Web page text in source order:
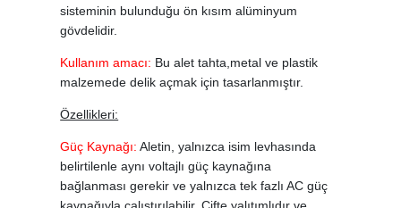
sisteminin bulunduğu ön kısım alüminyum
gövdelidir.
Kullanım amacı: Bu alet tahta,metal ve plastik
malzemede delik açmak için tasarlanmıştır.
Özellikleri:
Güç Kaynağı:Aletin, yalnızca isim levhasında
belirtilenle aynı voltajlı güç kaynağına
bağlanması gerekir ve yalnızca tek fazlı AC güç